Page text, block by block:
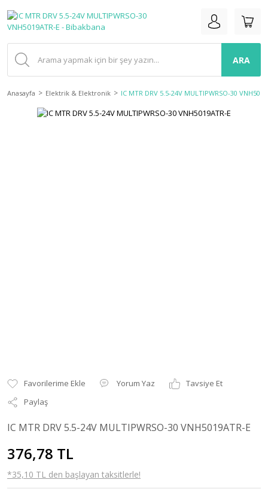
ARA
Anasayfa Elektrik & Elektronik IC MTR DRV 5.5-24V MULTIPWRSO-30
Yorum Yaz
Tavsiye Et
Paylaş
IC MTR DRV 5.5-24V MULTIPWRSO-30 VNH5019ATR-E
376,78 TL
*35,10 TL den başlayan taksitlerle!